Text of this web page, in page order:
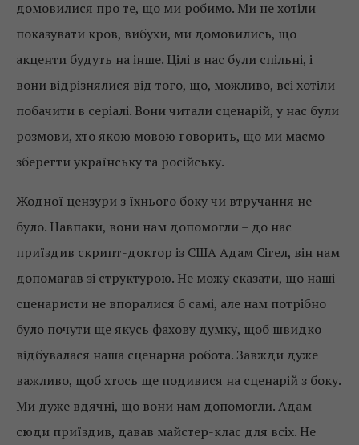
домовилися про те, що ми робимо. Ми не хотіли
показувати кров, вибухи, ми домовились, що
акценти будуть на інше. Цілі в нас були спільні, і
вони відрізнялися від того, що, можливо, всі хотіли
побачити в серіалі. Вони читали сценарій, у нас були
розмови, хто якою мовою говорить, що ми маємо
зберегти українську та російську.
Жодної цензури з їхнього боку чи втручання не
було. Навпаки, вони нам допомогли – до нас
приїздив скрипт-доктор із США Адам Сігел, він нам
допомагав зі структурою. Не можу сказати, що наші
сценаристи не впоралися б самі, але нам потрібно
було почути ще якусь фахову думку, щоб швидко
відбувалася наша сценарна робота. Завжди дуже
важливо, щоб хтось ще подивися на сценарій з боку.
Ми дуже вдячні, що вони нам допомогли. Адам
сюди приїздив, давав майстер-клас для всіх. Не